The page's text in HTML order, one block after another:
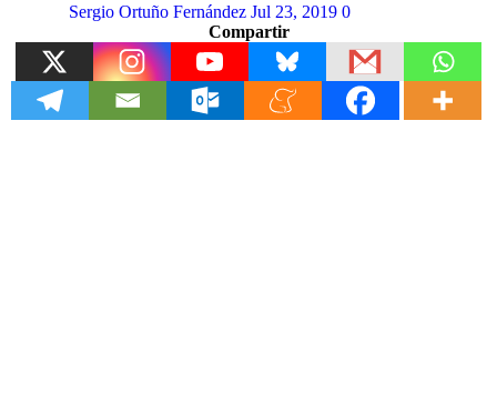
Sergio Ortuño Fernández Jul 23, 2019 0
Compartir